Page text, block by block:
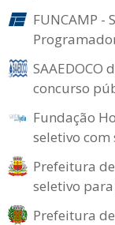
FUNCAMP -
SAAEDOCO
concurso
Fundação
seletivo com
Prefeitura
seletivo
Prefeitura